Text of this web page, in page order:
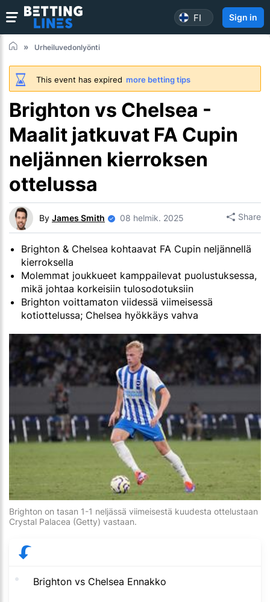
FI Sign in
Urheiluvedonlyönti
This event has expired more betting tips
Brighton vs Chelsea -
Maalit jatkuvat FA Cupin
neljännen kierroksen
ottelussa
By James Smith 08 helmik. 2025 Share
Brighton & Chelsea kohtaavat FA Cupin neljännellä
kierroksella
Molemmat joukkueet kamppailevat puolustuksessa,
mikä johtaa korkeisiin tulosodotuksiin
Brighton voittamaton viidessä viimeisessä
kotiottelussa; Chelsea hyökkäys vahva
Brighton on tasan 1-1 neljässä viimeisestä kuudesta ottelustaan
Crystal Palacea (Getty) vastaan.
Brighton vs Chelsea Ennakko